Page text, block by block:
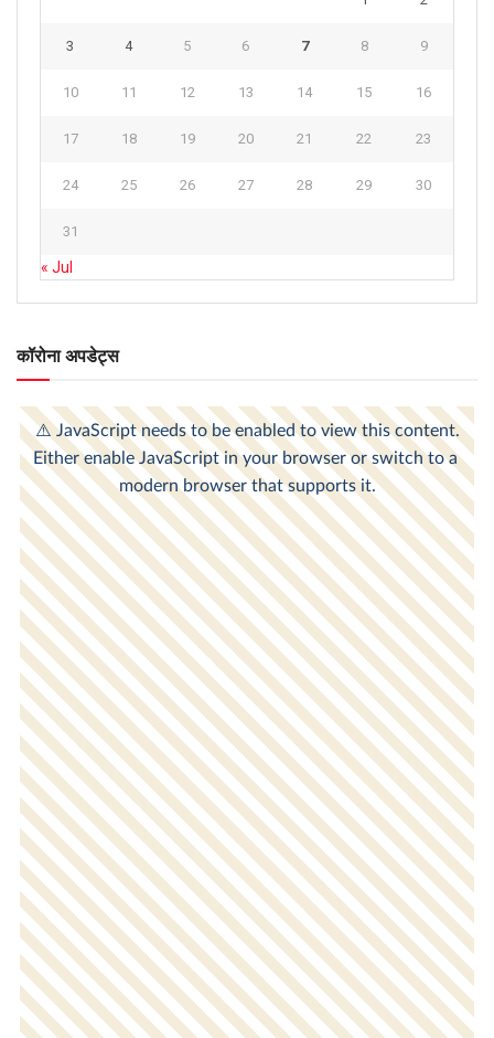
3 4 5 6 7 8 9
10 11 12 13 14 15 16
17 18 19 20 21 22 23
24 25 26 27 28 29 30
31
« Jul
कॉरोना अपडेट्स